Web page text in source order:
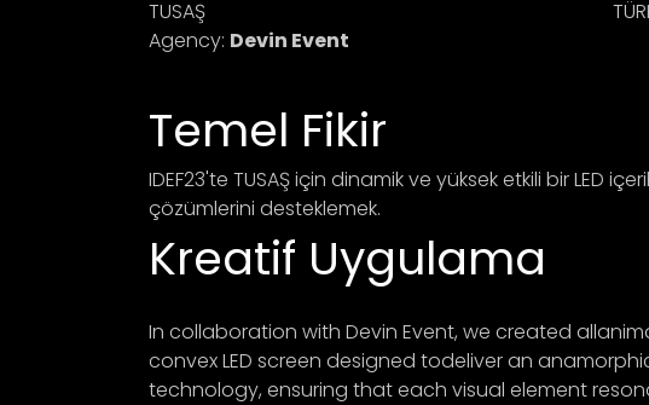
TUSAŞ
Agency: Devin Event
Temel Fikir
IDEF23'te TUSAŞ için dinamik ve yüksek etkili bir LED
çözümlerini desteklemek.
Kreatif Uygulama
In collaboration with Devin Event, we created
convex LED screen designed todeliver an
technology, ensuring that each visual element